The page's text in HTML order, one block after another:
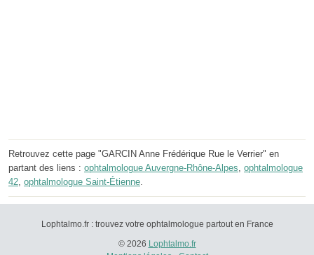
Retrouvez cette page "GARCIN Anne Frédérique Rue le Verrier" en
partant des liens : ophtalmologue Auvergne-Rhône-Alpes ophtalmologue
42 ophtalmologue Saint-Étienne
Lophtalmo.fr : trouvez votre ophtalmologue partout en France
© 2026 Lophtalmo.fr